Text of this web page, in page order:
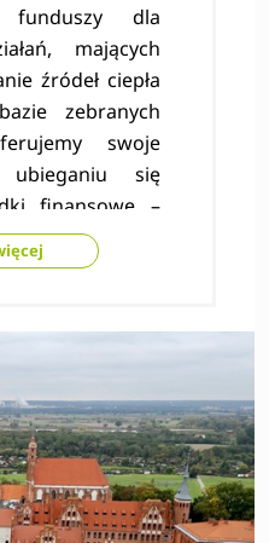
dla
mających
źródeł ciepła
zebranych
swoje
się
finansowe –
Oferujemy
pozyskaniu
programów